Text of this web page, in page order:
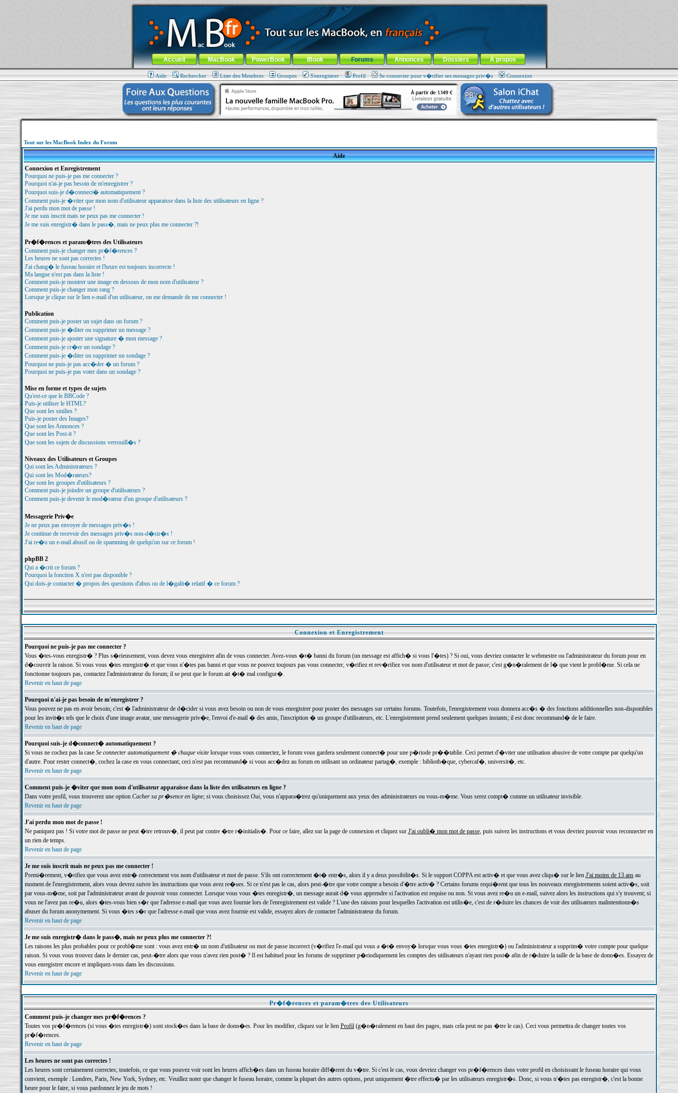
MacBook-fr.com : 100% Apple... 100% nomade !
Aller au contenu-Aller au menu général-Aller au menu de la rubrique
Menu général
Accueil MacBook PowerBook iBook Forums Annonces Dossiers À propos
Aide Rechercher Liste des Membres Groupes S'enregistrer Profil Se connecter pour v�rifier ses messages priv�s Connexion
Tout sur les MacBook Index du Forum
Aide
Connexion et Enregistrement
Pourquoi ne puis-je pas me connecter ?
Pourquoi n'ai-je pas besoin de m'enregistrer ?
Pourquoi suis-je d�connect� automatiquement ?
Comment puis-je �viter que mon nom d'utilisateur apparaisse dans la liste des utilisateurs en ligne ?
J'ai perdu mon mot de passe !
Je me suis inscrit mais ne peux pas me connecter !
Je me suis enregistr� dans le pass�, mais ne peux plus me connecter ?!
Pr�f�rences et param�tres des Utilisateurs
Comment puis-je changer mes pr�f�rences ?
Les heures ne sont pas correctes !
J'ai chang� le fuseau horaire et l'heure est toujours incorrecte !
Ma langue n'est pas dans la liste !
Comment puis-je montrer une image en dessous de mon nom d'utilisateur ?
Comment puis-je changer mon rang ?
Lorsque je clique sur le lien e-mail d'un utilisateur, on me demande de me connecter !
Publication
Comment puis-je poster un sujet dans un forum ?
Comment puis-je �diter ou supprimer un message ?
Comment puis-je ajouter une signature � mon message ?
Comment puis-je cr�er un sondage ?
Comment puis-je �diter ou supprimer un sondage ?
Pourquoi ne puis-je pas acc�der � un forum ?
Pourquoi ne puis-je pas voter dans un sondage ?
Mise en forme et types de sujets
Qu'est-ce que le BBCode ?
Puis-je utiliser le HTML?
Que sont les smilies ?
Puis-je poster des Images?
Que sont les Annonces ?
Que sont les Post-it ?
Que sont les sujets de discussions verrouill�s ?
Niveaux des Utilisateurs et Groupes
Qui sont les Administrateurs ?
Qui sont les Mod�rateurs?
Que sont les groupes d'utilisateurs ?
Comment puis-je joindre un groupe d'utilisateurs ?
Comment puis-je devenir le mod�rateur d'un groupe d'utilisateurs ?
Messagerie Priv�e
Je ne peux pas envoyer de messages priv�s !
Je continue de recevoir des messages priv�s non-d�sir�s !
J'ai re�u un e-mail abusif ou de spamming de quelqu'un sur ce forum !
phpBB 2
Qui a �crit ce forum ?
Pourquoi la fonction X n'est pas disponible ?
Qui dois-je contacter � propos des questions d'abus ou de l�galit� relatif � ce forum ?
Connexion et Enregistrement
Pourquoi ne puis-je pas me connecter ?
Vous �tes-vous enregistr� ? Plus s�rieusement, vous devez vous enregistrer afin de vous connecter. Avez-vous �t� banni du forum (un message est affich� si vous l'�tes) ? Si oui, vous devriez contacter le webmestre ou l'administrateur du forum pour en
d�couvrir la raison. Si vous vous �tes enregistr� et que vous n'�tes pas banni et que vous ne pouvez toujours pas vous connecter, v�rifiez et rev�rifiez vos nom d'utilisateur et mot de passe; c'est g�n�ralement de l� que vient le probl�me. Si cela ne
fonctionne toujours pas, contactez l'administrateur du forum; il se peut que le forum ait �t� mal configur�.
Revenir en haut de page
Pourquoi n'ai-je pas besoin de m'enregistrer ?
Vous pouvez ne pas en avoir besoin; c'est � l'administrateur de d�cider si vous avez besoin ou non de vous enregistrer pour poster des messages sur certains forums. Toutefois, l'enregistrement vous donnera acc�s � des fonctions additionnelles non-disponibles
pour les invit�s tels que le choix d'une image avatar, une messagerie priv�e, l'envoi d'e-mail � des amis, l'inscription � un groupe d'utilisateurs, etc. L'enregistrement prend seulement quelques instants; il est donc recommand� de le faire.
Revenir en haut de page
Pourquoi suis-je d�connect� automatiquement ?
Si vous ne cochez pas la case Se connecter automatiquement � chaque visitelorsque vous vous connectez, le forum vous gardera seulement connect� pour une p�riode pr��tablie. Ceci permet d'�viter une utilisation abusive de votre compte par quelqu'un
d'autre. Pour rester connect�, cochez la case en vous connectant; ceci n'est pas recommand� si vous acc�dez au forum en utilisant un ordinateur partag�, exemple : biblioth�que, cybercaf�, universit�, etc.
Revenir en haut de page
Comment puis-je �viter que mon nom d'utilisateur apparaisse dans la liste des utilisateurs en ligne ?
Dans votre profil, vous trouverez une option Cacher sa pr�sence en ligne; si vous choisissez Oui, vous n'appara�trez qu'uniquement aux yeux des administrateurs ou vous-m�me. Vous serez compt� comme un utilisateur invisible.
Revenir en haut de page
J'ai perdu mon mot de passe !
Ne paniquez pas ! Si votre mot de passe ne peut �tre retrouv�, il peut par contre �tre r�initialis�. Pour ce faire, allez sur la page de connexion et cliquez sur J'ai oubli� mon mot de passe, puis suivez les instructions et vous devriez pouvoir vous reconnecter en
un rien de temps.
Revenir en haut de page
Je me suis inscrit mais ne peux pas me connecter !
Premi�rement, v�rifiez que vous avez entr� correctement vos nom d'utilisateur et mot de passe. S'ils ont correctement �t� entr�s, alors il y a deux possibilit�s. Si le support COPPA est activ� et que vous avez cliqu� sur le lien J'ai moins de 13 ansau
moment de l'enregistrement, alors vous devrez suivre les instructions que vous avez re�ues. Si ce n'est pas le cas, alors peut-�tre que votre compte a besoin d'�tre activ� ? Certains forums requi�rent que tous les nouveaux enregistrements soient activ�s, soit
par vous-m�me, soit par l'administrateur avant de pouvoir vous connecter. Lorsque vous vous �tes enregistr�, un message aurait d� vous apprendre si l'activation est requise ou non. Si vous avez re�u un e-mail, suivez alors les instructions qui s'y trouvent; si
vous ne l'avez pas re�u, alors �tes-vous bien s�r que l'adresse e-mail que vous avez fournie lors de l'enregistrement est valide ? L'une des raisons pour lesquelles l'activation est utilis�e, c'est de r�duire les chances de voir des utilisateurs malintentionn�s
abuser du forum anonymement. Si vous �tes s�r que l'adresse e-mail que vous avez fournie est valide, essayez alors de contacter l'administrateur du forum.
Revenir en haut de page
Je me suis enregistr� dans le pass�, mais ne peux plus me connecter ?!
Les raisons les plus probables pour ce probl�me sont : vous avez entr� un nom d'utilisateur ou mot de passe incorrect (v�rifiez l'e-mail qui vous a �t� envoy� lorsque vous vous �tes enregistr�) ou l'administrateur a supprim� votre compte pour quelque
raison. Si vous vous trouvez dans le dernier cas, peut-�tre alors que vous n'avez rien post� ? Il est habituel pour les forums de supprimer p�riodiquement les comptes des utilisateurs n'ayant rien post� afin de r�duire la taille de la base de donn�es. Essayez de
vous enregistrer encore et impliquez-vous dans les discussions.
Revenir en haut de page
Pr�f�rences et param�tres des Utilisateurs
Comment puis-je changer mes pr�f�rences ?
Toutes vos pr�f�rences (si vous �tes enregistr�) sont stock�es dans la base de donn�es. Pour les modifier, cliquez sur le lien Profil(g�n�ralement en haut des pages, mais cela peut ne pas �tre le cas). Ceci vous permettra de changer toutes vos
pr�f�rences.
Revenir en haut de page
Les heures ne sont pas correctes !
Les heures sont certainement correctes; toutefois, ce que vous pouvez voir sont les heures affich�es dans un fuseau horaire diff�rent du v�tre. Si c'est le cas, vous devriez changer vos pr�f�rences dans votre profil en choisissant le fuseau horaire qui vous
convient, exemple : Londres, Paris, New York, Sydney, etc. Veuillez noter que changer le fuseau horaire, comme la plupart des autres options, peut uniquement �tre effectu� par les utilisateurs enregistr�s. Donc, si vous n'�tes pas enregistr�, c'est la bonne
heure pour le faire, si vous pardonnez le jeu de mots !